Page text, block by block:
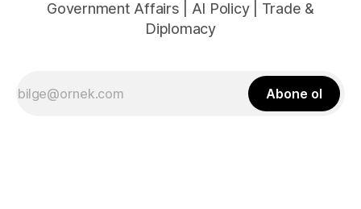
Government Affairs | AI Policy | Trade &
Diplomacy
Abone ol